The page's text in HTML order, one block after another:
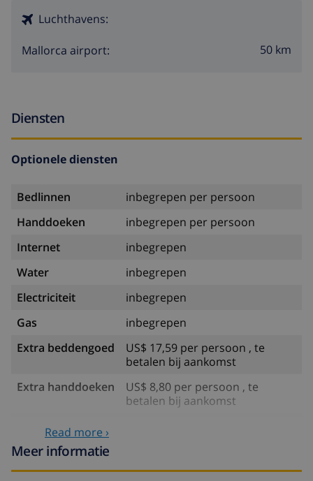
Luchthavens:
Mallorca airport: 50 km
Diensten
Optionele diensten
Bedlinnen
inbegrepen per persoon
Handdoeken
inbegrepen per persoon
Internet
inbegrepen
Water
inbegrepen
Electriciteit
inbegrepen
Gas
inbegrepen
Extra beddengoed
US$ 17,59 per persoon , te
betalen bij aankomst
Extra handdoeken
US$ 8,80 per persoon , te
betalen bij aankomst
Late checkout
Extra
Read more ›
Meer informatie